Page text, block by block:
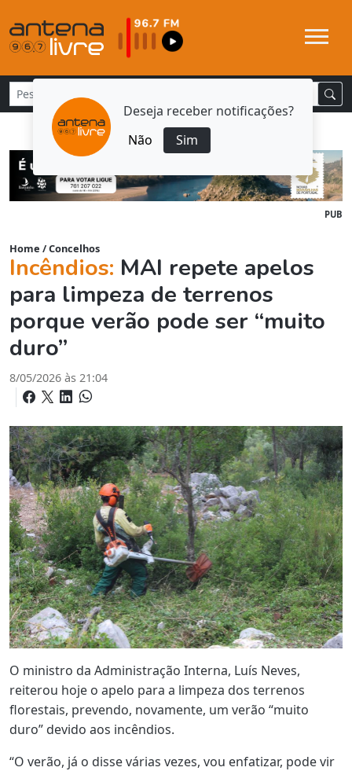
Deseja receber notificações?
Não
Sim
PUB
Home /Concelhos
Incêndios: MAI repete apelos
para limpeza de terrenos
porque verão pode ser “muito
duro”
8/05/2026 às 21:04
O ministro da Administração Interna, Luís Neves,
reiterou hoje o apelo para a limpeza dos terrenos
florestais, prevendo, novamente, um verão “muito
duro” devido aos incêndios.
“O verão, já o disse várias vezes, vou enfatizar, pode vir